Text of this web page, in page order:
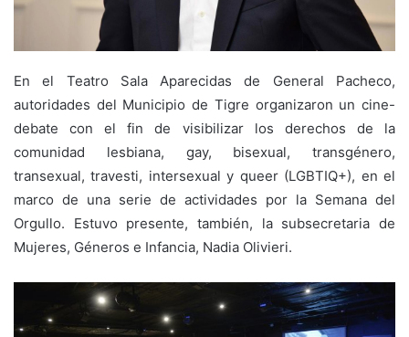
En el Teatro Sala Aparecidas de General Pacheco,
autoridades del Municipio de Tigre organizaron un cine-
debate con el fin de visibilizar los derechos de la
comunidad lesbiana, gay, bisexual, transgénero,
transexual, travesti, intersexual y queer (LGBTIQ+), en el
marco de una serie de actividades por la Semana del
Orgullo. Estuvo presente, también, la subsecretaria de
Mujeres, Géneros e Infancia, Nadia Olivieri.